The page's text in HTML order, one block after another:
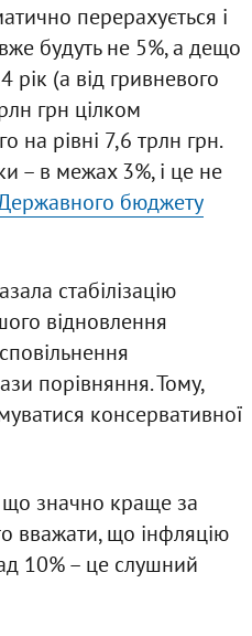
перерахується і
будуть не 5%, а дещо
(а від гривневого
грн цілком
на рівні 7,6 трлн грн.
– в межах 3%, і це не
бюджету
стабілізацію
відновлення
порівняння. Тому,
консервативної
що значно краще за
вважати, що інфляцію
10% – це слушний